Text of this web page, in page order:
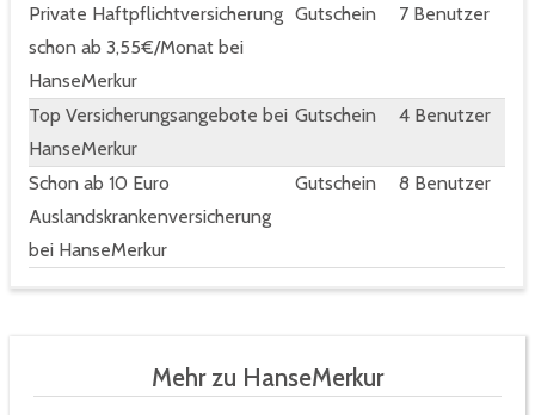
Private Haftpflichtversicherung
schon ab 3,55€/Monat bei
HanseMerkur
Gutschein 7 Benutzer
Top Versicherungsangebote bei
HanseMerkur
Gutschein 4 Benutzer
Schon ab 10 Euro
Auslandskrankenversicherung
bei HanseMerkur
Gutschein 8 Benutzer
Mehr zu HanseMerkur